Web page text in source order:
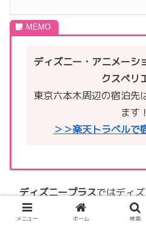
ディズニー・アニメーシ
クスペリ
東京六本木周辺の宿泊先
ます！
＞＞楽天トラベルで
ディズニープラスではディ
今回のイベントは映画の中に
メニュー ホーム 検索